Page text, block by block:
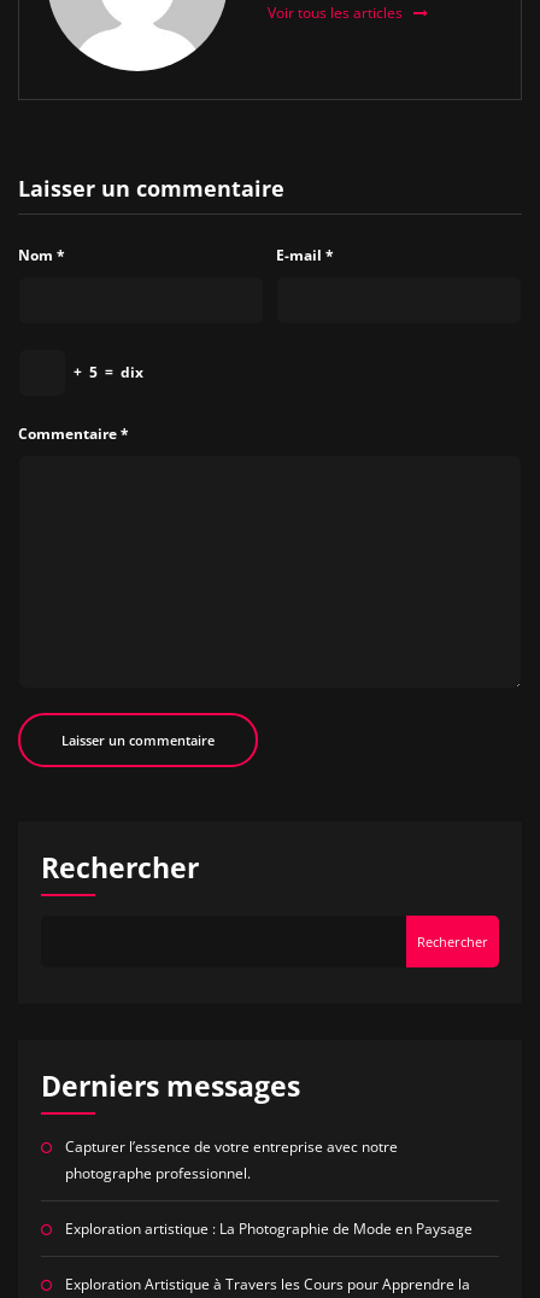
Voir tous les articles
Laisser un commentaire
Nom * E-mail *
+ 5 = dix
Commentaire*
Rechercher
Rechercher
Derniers messages
Capturer l’essence de votre entreprise avec notre
photographe professionnel.
Exploration artistique : La Photographie de Mode en Paysage
Exploration Artistique à Travers les Cours pour Apprendre la